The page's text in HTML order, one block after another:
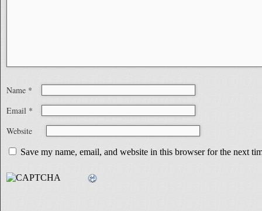
Name *
Email *
Website
Save my name, email, and website in this browser for the next